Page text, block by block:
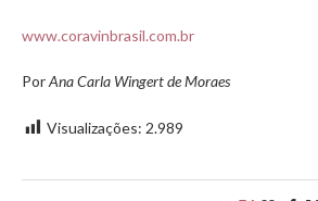
www.coravinbrasil.com.br
PorAna Carla Wingert de Moraes
Visualizações: 2.989